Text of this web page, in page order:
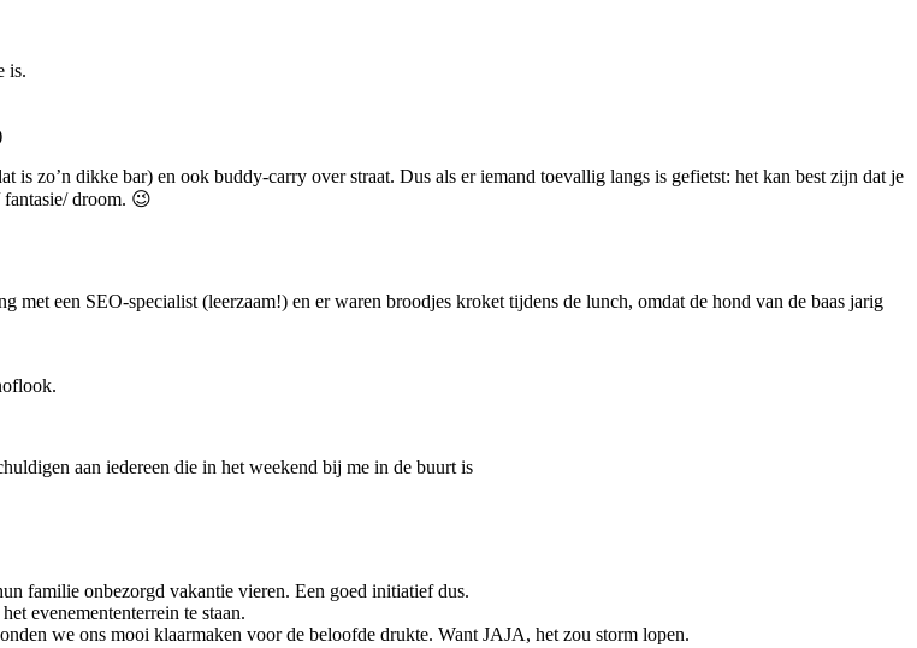
is.
is zo’n dikke bar) en ook buddy-carry over straat. Dus als er iemand toevallig langs is gefietst: het kan best zijn dat je
droom. 😉
een SEO-specialist (leerzaam!) en er waren broodjes kroket tijdens de lunch, omdat de hond van de baas jarig
aan iedereen die in het weekend bij me in de buurt is
familie onbezorgd vakantie vieren. Een goed initiatief dus.
evenemententerrein te staan.
we ons mooi klaarmaken voor de beloofde drukte. Want JAJA, het zou storm lopen.